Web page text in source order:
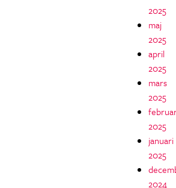
2025
maj
2025
april
2025
mars
2025
2025
januari
2025
2024